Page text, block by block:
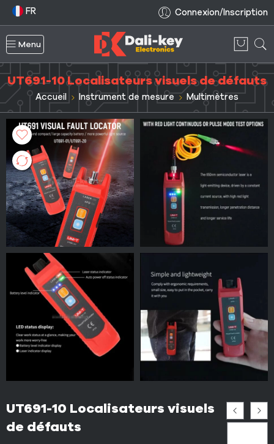
FR Connexion/Inscription
Menu
UT691-10 Localisateurs visuels de défauts
Accueil Instrument de mesure Multimètres
UT691-10 Localisateurs visuels
de défauts